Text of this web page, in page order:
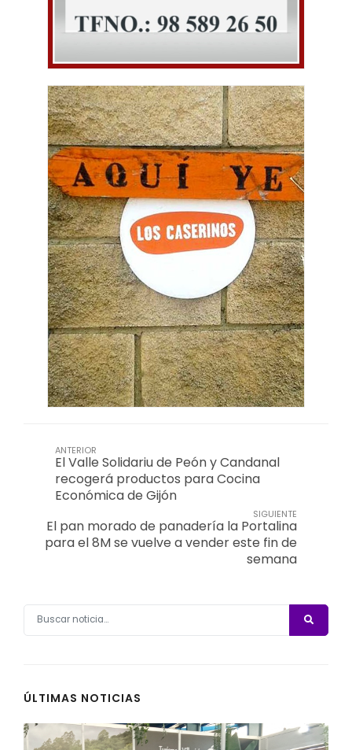
ANTERIOR
El Valle Solidariu de Peón y Candanal
recogerá productos para Cocina
Económica de Gijón
SIGUIENTE
El pan morado de panadería la Portalina
para el 8M se vuelve a vender este fin de
semana
ÚLTIMAS NOTICIAS